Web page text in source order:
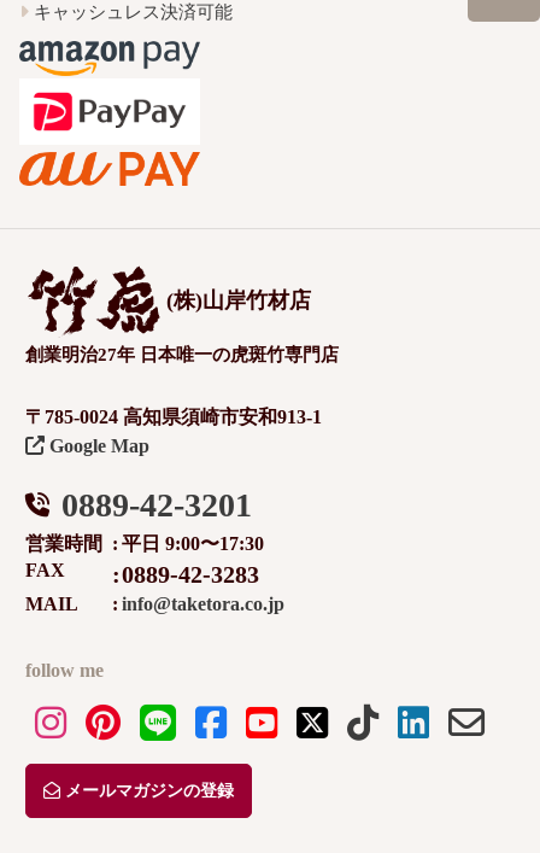
キャッシュレス決済可能
(株)山岸竹材店
創業明治27年 日本唯一の虎斑竹専門店
〒785-0024 高知県須崎市安和913-1
Google Map
0889-42-3201
営業時間
平日 9:00〜17:30
FAX
0889-42-3283
MAIL info@taketora.co.jp
follow me
メールマガジンの登録